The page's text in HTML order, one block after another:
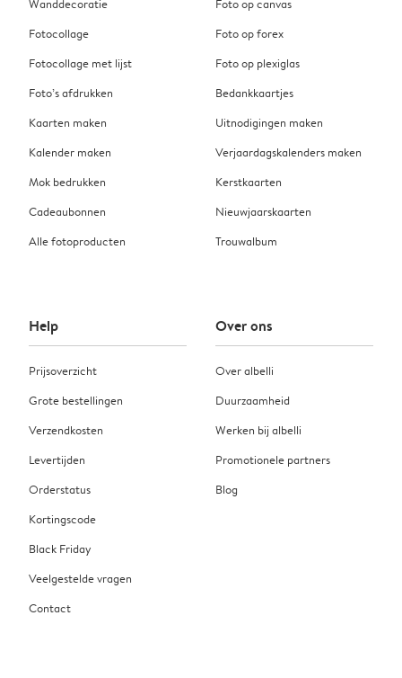
Wanddecoratie
Fotocollage
Fotocollage met lijst
Foto’s afdrukken
Kaarten maken
Kalender maken
Mok bedrukken
Cadeaubonnen
Alle fotoproducten
Foto op canvas
Foto op forex
Foto op plexiglas
Bedankkaartjes
Uitnodigingen maken
Verjaardagskalenders maken
Kerstkaarten
Nieuwjaarskaarten
Trouwalbum
Help
Prijsoverzicht
Grote bestellingen
Verzendkosten
Levertijden
Orderstatus
Kortingscode
Black Friday
Veelgestelde vragen
Contact
Over ons
Over albelli
Duurzaamheid
Werken bij albelli
Promotionele partners
Blog